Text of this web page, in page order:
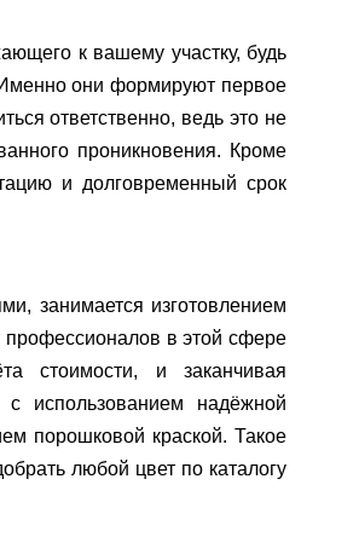
к вашему участку, будь
они формируют первое
ответственно, ведь это не
проникновения. Кроме
и долговременный срок
занимается изготовлением
профессионалов в этой сфере
стоимости, и заканчивая
с использованием надёжной
порошковой краской. Такое
любой цвет по каталогу